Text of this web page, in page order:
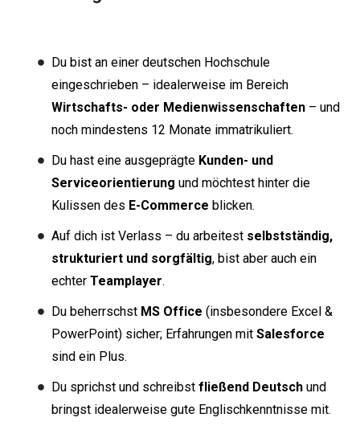
Du bist an einer deutschen Hochschule
eingeschrieben – idealerweise im Bereich
Wirtschafts- oder Medienwissenschaften – und
noch mindestens 12 Monate immatrikuliert.
Du hast eine ausgeprägte Kunden- und
Serviceorientierung und möchtest hinter die
Kulissen des E-Commerce blicken.
Auf dich ist Verlass – du arbeitest selbstständig,
strukturiert und sorgfältig, bist aber auch ein
echter Teamplayer.
Du beherrschst MS Office (insbesondere Excel &
PowerPoint) sicher; Erfahrungen mit Salesforce
sind ein Plus.
Du sprichst und schreibst fließend Deutsch und
bringst idealerweise gute Englischkenntnisse mit.